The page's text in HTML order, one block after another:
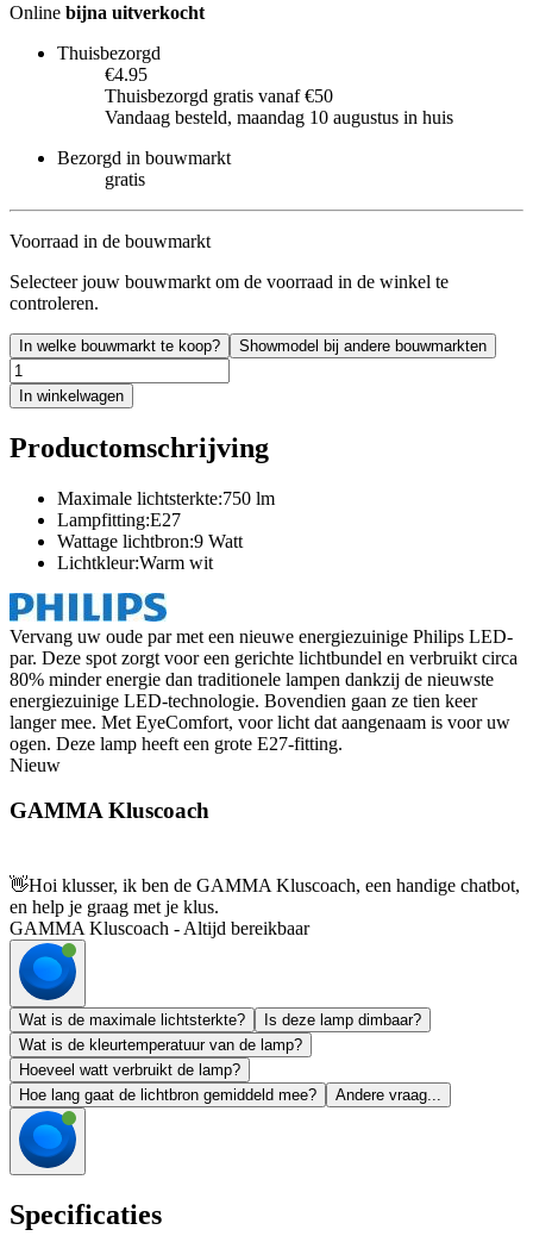
Online bijna uitverkocht
Thuisbezorgd
€4.95
Thuisbezorgd gratis vanaf €50
Vandaag besteld, maandag 10 augustus in huis
Bezorgd in bouwmarkt
gratis
Voorraad in de bouwmarkt
Selecteer jouw bouwmarkt om de voorraad in de winkel te
controleren.
In welke bouwmarkt te koop? Showmodel bij andere bouwmarkten
In winkelwagen
Productomschrijving
Maximale lichtsterkte:750 lm
Lampfitting:E27
Wattage lichtbron:9 Watt
Lichtkleur:Warm wit
Vervang uw oude par met een nieuwe energiezuinige Philips LED-
par. Deze spot zorgt voor een gerichte lichtbundel en verbruikt circa
80% minder energie dan traditionele lampen dankzij de nieuwste
energiezuinige LED-technologie. Bovendien gaan ze tien keer
langer mee. Met EyeComfort, voor licht dat aangenaam is voor uw
ogen. Deze lamp heeft een grote E27-fitting.
Nieuw
GAMMA Kluscoach
👋Hoi klusser, ik ben de GAMMA Kluscoach, een handige chatbot,
en help je graag met je klus.
GAMMA Kluscoach - Altijd bereikbaar
Wat is de maximale lichtsterkte?
Is deze lamp dimbaar?
Wat is de kleurtemperatuur van de lamp?
Hoeveel watt verbruikt de lamp?
Hoe lang gaat de lichtbron gemiddeld mee?
Andere vraag...
Specificaties